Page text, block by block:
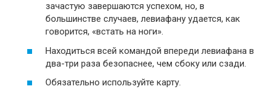
зачастую завершаются успехом, но, в
большинстве случаев, левиафану удается, как
говорится, «встать на ноги».
Находиться всей командой впереди левиафана в
два-три раза безопаснее, чем сбоку или сзади.
Обязательно используйте карту.